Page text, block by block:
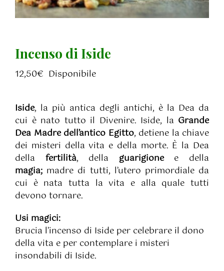
Incenso di Iside
12,50€ Disponibile
Iside, la più antica degli antichi, è la Dea da
cui è nato tutto il Divenire. Iside, la Grande
Dea Madre dell’antico Egitto, detiene la chiave
dei misteri della vita e della morte. È la Dea
della fertilità, della guarigionee della
magia; madre di tutti, l’utero primordiale da
cui è nata tutta la vita e alla quale tutti
devono tornare.
Usi magici:
Brucia l’incenso di Iside per celebrare il dono
della vita e per contemplare i misteri
insondabili di Iside.